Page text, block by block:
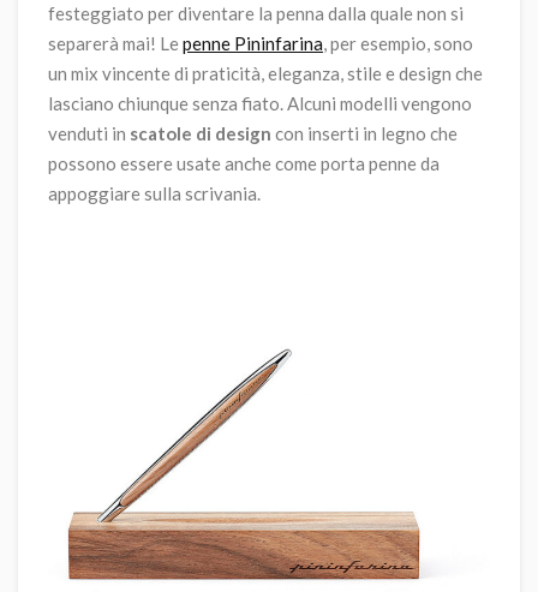
festeggiato per diventare la penna dalla quale non si
separerà mai! Lepenne Pininfarina, per esempio, sono
un mix vincente di praticità, eleganza, stile e design che
lasciano chiunque senza fiato. Alcuni modelli vengono
venduti in scatole di design con inserti in legno che
possono essere usate anche come porta penne da
appoggiare sulla scrivania.